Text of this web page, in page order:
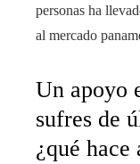
personas ha
al mercado
Un apoyo
sufres de
¿qué